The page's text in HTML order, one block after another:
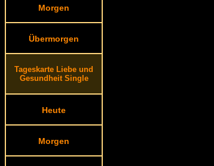
Morgen
Übermorgen
Tageskarte Liebe und
Gesundheit Single
Heute
Morgen